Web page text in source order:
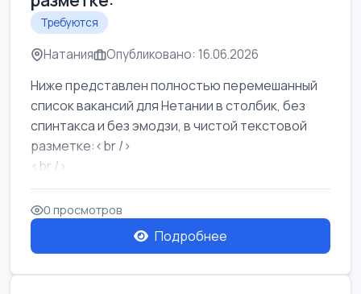
Требуются
Натания Опубликовано: 16.06.2026
Ниже представлен полностью перемешанный
список вакансий для Нетании в столбик, без
спинтакса и без эмодзи, в чистой текстовой
разметке:<br />
<br />
Работа в Нетании на мебельном производстве:
требу...
0 просмотров
Подробнее